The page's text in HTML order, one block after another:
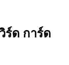
ร์ด การ์ด